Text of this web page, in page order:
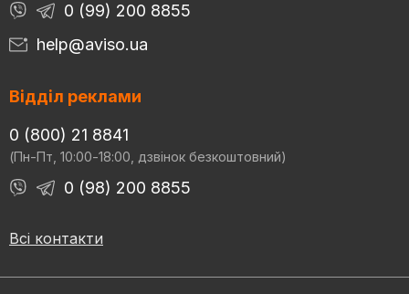
0 (99) 200 8855
help@aviso.ua
Відділ реклами
0 (800) 21 8841
(Пн-Пт, 10:00-18:00, дзвінок безкоштовний)
0 (98) 200 8855
Всі контакти